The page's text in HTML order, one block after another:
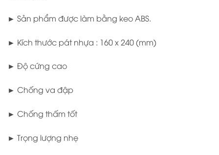
► Sản phẩm được làm bằng keo ABS.
► Kích thước pát nhựa : 160 x 240 (mm)
► Độ cứng cao
► Chống va đập
► Chống thấm tốt
► Trọng lượng nhẹ